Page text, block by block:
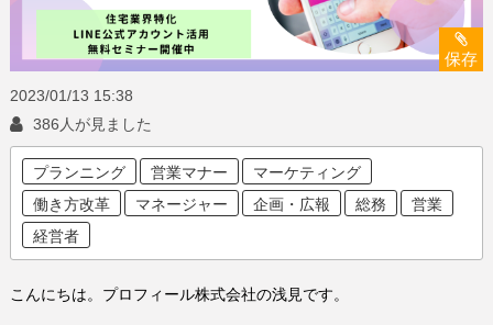
保存
2023/01/13 15:38
386人が見ました
プランニング 営業マナー
マーケティング
働き方改革
マネージャー 企画・広報 総務
営業
経営者
こんにちは。プロフィール株式会社の浅見です。